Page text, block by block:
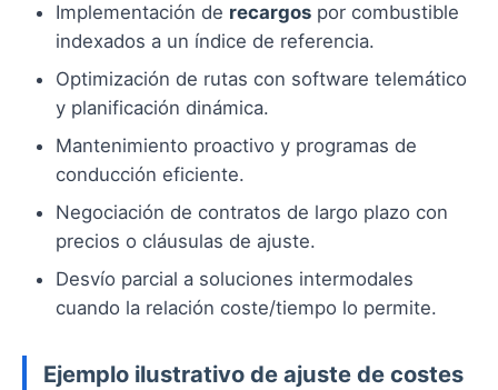
Implementación de recargos por combustible
indexados a un índice de referencia.
Optimización de rutas con software telemático
y planificación dinámica.
Mantenimiento proactivo y programas de
conducción eficiente.
Negociación de contratos de largo plazo con
precios o cláusulas de ajuste.
Desvío parcial a soluciones intermodales
cuando la relación coste/tiempo lo permite.
Ejemplo ilustrativo de ajuste de costes